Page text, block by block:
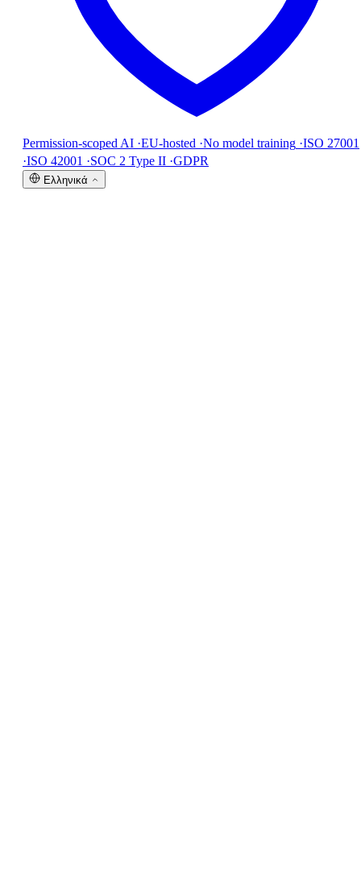
Permission-scoped AI ·EU-hosted ·No model training ·ISO 27001
·ISO 42001 ·SOC 2 Type II ·GDPR
Ελληνικά